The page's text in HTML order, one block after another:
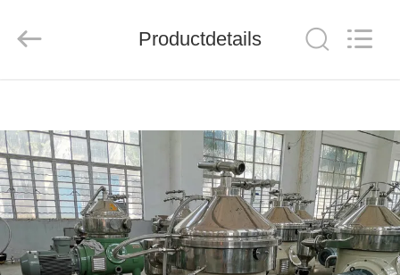
PRODUCTEN
VIDEOS
OVER
LTD..
Productdetails